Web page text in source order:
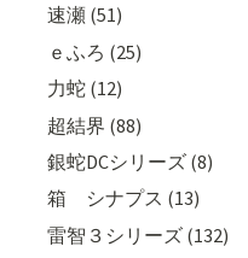
速瀬 (51)
ｅふろ (25)
力蛇 (12)
超結界 (88)
銀蛇DCシリーズ (8)
箱 シナプス (13)
雷智３シリーズ (132)